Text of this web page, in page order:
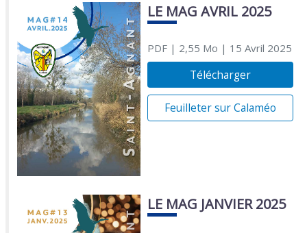
LE MAG AVRIL 2025
PDF| 2,55 Mo | 15 Avril 2025
Télécharger
Feuilleter sur Calaméo
LE MAG JANVIER 2025